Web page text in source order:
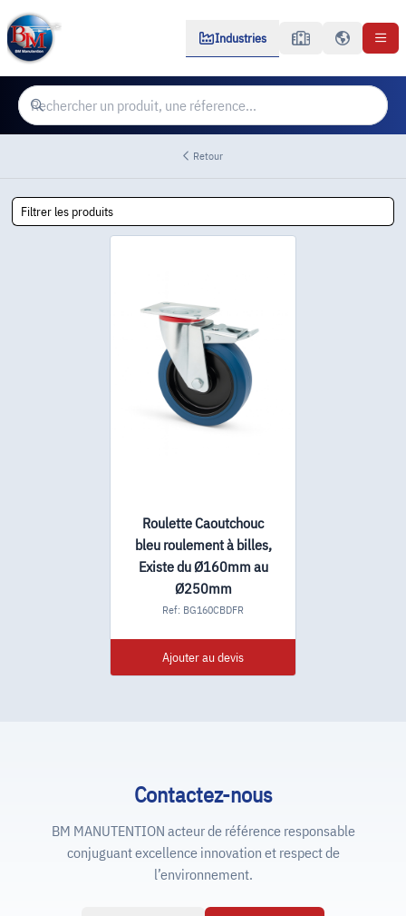
Industries
Retour
Filtrer les produits
Roulette Caoutchouc
bleu roulement à billes,
Existe du Ø160mm au
Ø250mm
Ref: BG160CBDFR
Ajouter au devis
Contactez-nous
BM MANUTENTION acteur de référence responsable
conjuguant excellence innovation et respect de
l’environnement.